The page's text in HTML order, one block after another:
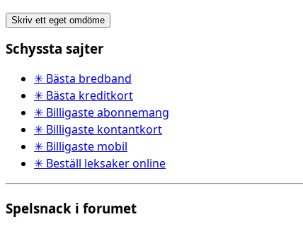
Skriv ett eget omdöme
Schyssta sajter
✳ Bästa bredband
✳ Bästa kreditkort
✳ Billigaste abonnemang
✳ Billigaste kontantkort
✳ Billigaste mobil
✳ Beställ leksaker online
Spelsnack i forumet